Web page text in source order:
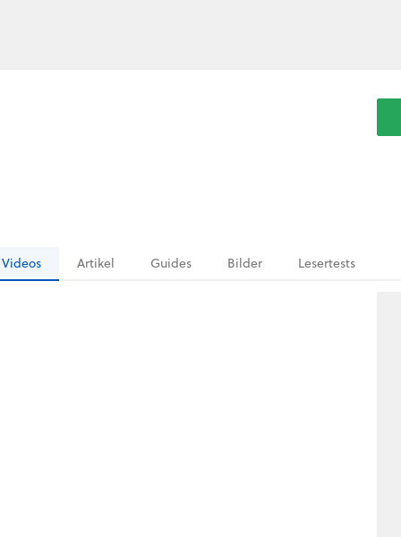
Videos Artikel Guides Bilder Lesertests